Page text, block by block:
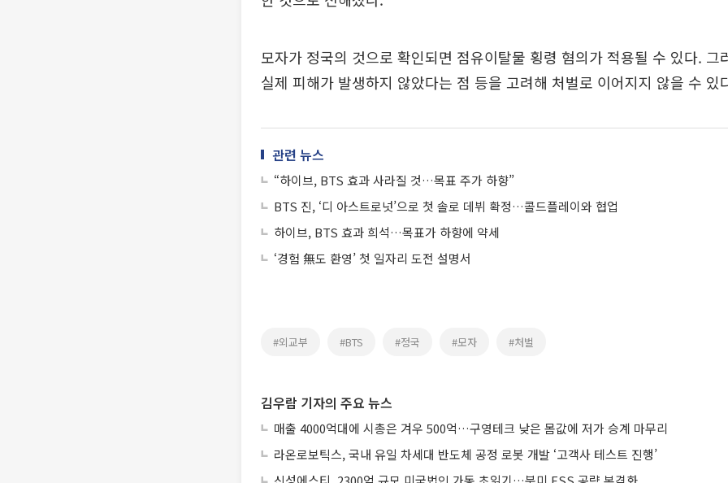
모자가 정국의 것으로 확인되면 점유이탈물 횡령 혐의가 적용될 수 있다. 그
실제 피해가 발생하지 않았다는 점 등을 고려해 처벌로 이어지지 않을 수 있
관련 뉴스
“하이브, BTS 효과 사라질 것…목표 주가 하향”
BTS 진, ‘디 아스트로넛’으로 첫 솔로 데뷔 확정…콜드플레이와 협업
하이브, BTS 효과 희석…목표가 하향에 약세
‘경험 無도 환영’ 첫 일자리 도전 설명서
#외교부 #BTS #정국 #모자 #처벌
김우람 기자의 주요 뉴스
매출 4000억대에 시총은 겨우 500억…구영테크 낮은 몸값에 저가 승계 마무리
라온로보틱스, 국내 유일 차세대 반도체 공정 로봇 개발 ‘고객사 테스트 진행’